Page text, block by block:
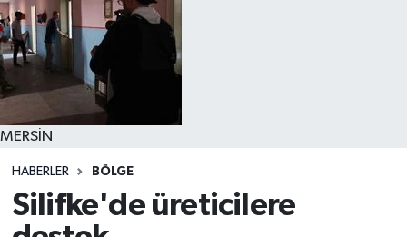
MERSİN
HABERLER BÖLGE
Silifke'de üreticilere